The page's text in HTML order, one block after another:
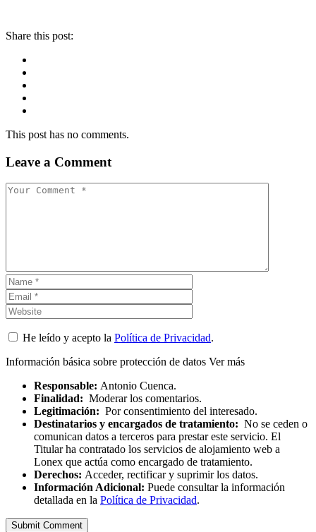
Share this post:
This post has no comments.
Leave a Comment
He leído y acepto la Política de Privacidad.
Información básica sobre protección de datos Ver más
Responsable: Antonio Cuenca.
Finalidad: Moderar los comentarios.
Legitimación: Por consentimiento del interesado.
Destinatarios y encargados de tratamiento: No se ceden o
comunican datos a terceros para prestar este servicio. El
Titular ha contratado los servicios de alojamiento web a
Lonex que actúa como encargado de tratamiento.
Derechos: Acceder, rectificar y suprimir los datos.
Información Adicional: Puede consultar la información
detallada en la Política de Privacidad.
Submit Comment